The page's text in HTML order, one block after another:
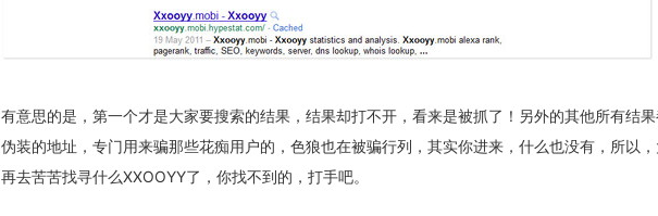
有意思的是，第一个才是大家要搜索的结果，结果却打不开，看来是被抓了！另外的其他所有结
伪装的地址，专门用来骗那些花痴用户的，色狼也在被骗行列，其实你进来，什么也没有，所以
再去苦苦找寻什么XXOOYY了，你找不到的，打手吧。